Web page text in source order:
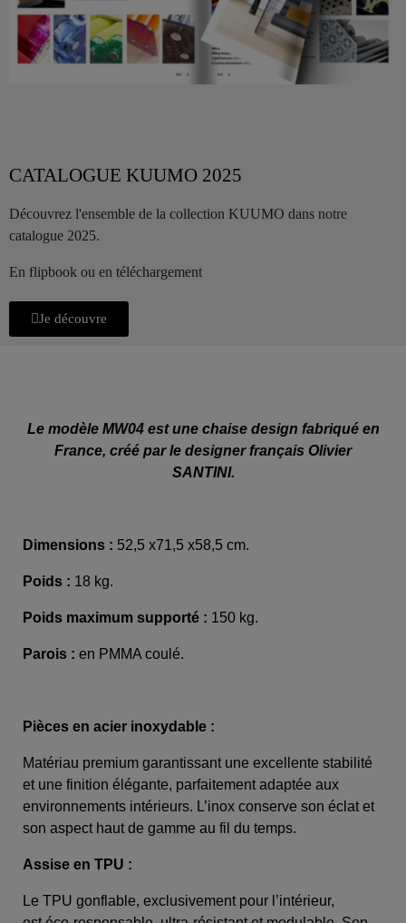
CATALOGUE KUUMO 2025
Découvrez l'ensemble de la collection KUUMO dans notre
catalogue 2025.
En flipbook ou en téléchargement
Je découvre
Le modèle MW04 est une chaise design fabriqué en
France, créé par le designer français Olivier
SANTINI.
Dimensions : 52,5 x71,5 x58,5 cm.
Poids : 18 kg.
Poids maximum supporté : 150 kg.
Parois : en PMMA coulé.
Pièces en acier inoxydable :
Matériau premium garantissant une excellente stabilité
et une finition élégante, parfaitement adaptée aux
environnements intérieurs. L’inox conserve son éclat et
son aspect haut de gamme au fil du temps.
Assise en TPU :
Le TPU gonflable, exclusivement pour l’intérieur,